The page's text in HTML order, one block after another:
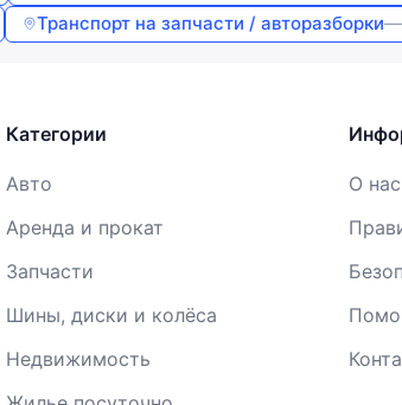
Транспорт на запчасти / авторазборки—
Категории
Авто
Аренда и прокат
Запчасти
Шины, диски и колёса
Недвижимость
О нас